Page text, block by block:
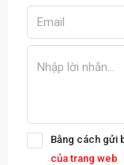
Bằng cách gửi
của trang web